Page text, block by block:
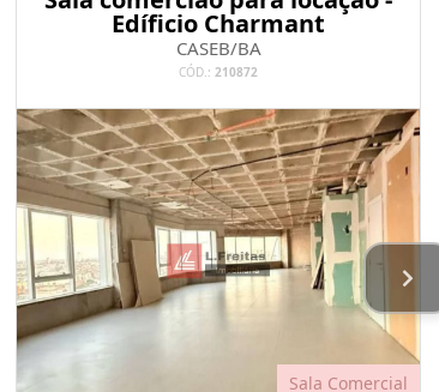
Edíficio Charmant
CASEB/BA
CÓD.: 210872
Sala Comercial